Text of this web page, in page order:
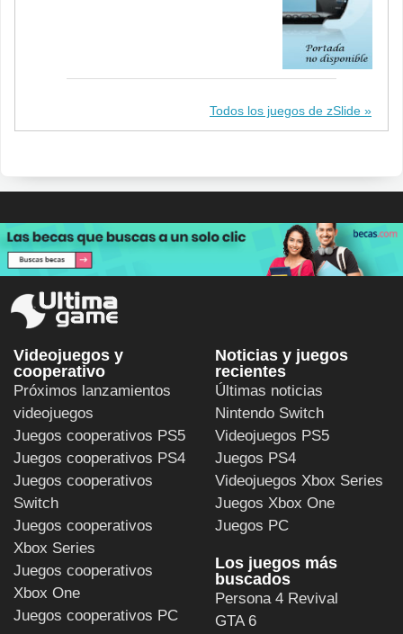
Todos los juegos de zSlide
Videojuegos y
cooperativo
Próximos lanzamientos
videojuegos
Juegos cooperativos PS5
Juegos cooperativos PS4
Juegos cooperativos
Switch
Juegos cooperativos
Xbox Series
Juegos cooperativos
Xbox One
Juegos cooperativos PC
Noticias y juegos
recientes
Últimas noticias
Nintendo Switch
Videojuegos PS5
Juegos PS4
Videojuegos Xbox Series
Juegos Xbox One
Juegos PC
Los juegos más
buscados
Persona 4 Revival
GTA 6